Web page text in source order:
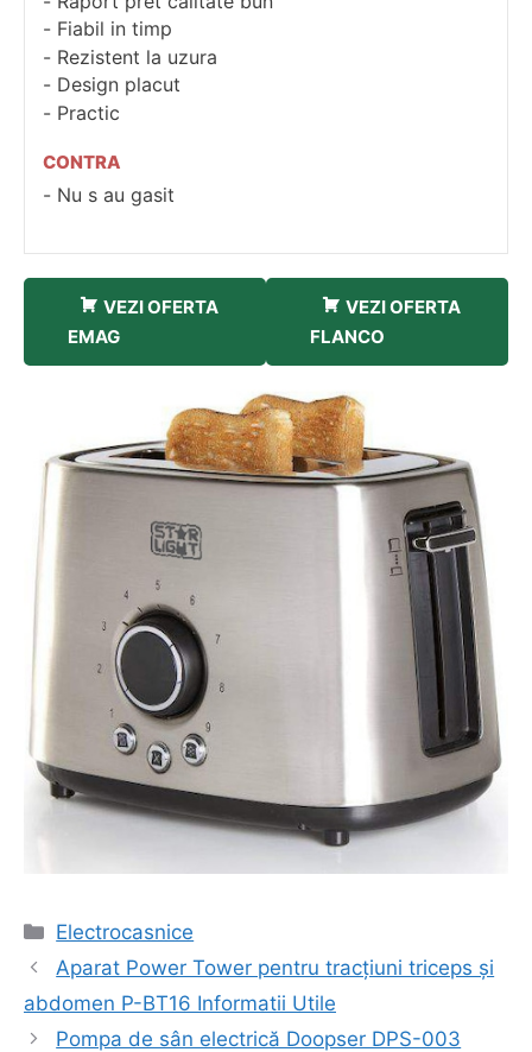
Fiabil in timp
Rezistent la uzura
Design placut
Practic
CONTRA
Nu s au gasit
VEZI OFERTA
EMAG
VEZI OFERTA
FLANCO
Categorii
Electrocasnice
Navigare
în
Aparat Power Tower pentru tracțiuni triceps și
abdomen P-BT16 Informatii Utile
Pompa de sân electrică Doopser DPS-003